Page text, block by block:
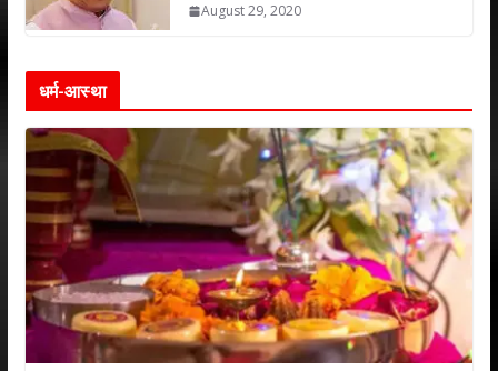
August 29, 2020
धर्म-आस्था